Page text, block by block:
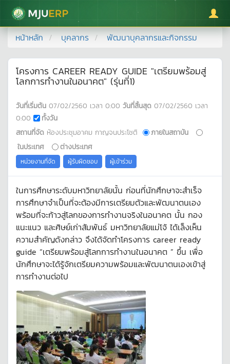
มหาวิทยาลัยแม่โจ้
หน้าหลัก บุคลากร พัฒนาบุคลากรและกิจกรรม
โครงการ CAREER READY GUIDE "เตรียมพร้อมสู่
โลกการทำงานในอนาคต" (รุ่นที่1)
วันที่เริ่มต้น 07/02/2560 เวลา 0:00 วันที่สิ้นสุด 07/02/2560 เวลา
0:00
ทั้งวัน
สถานที่จัด ห้องประชุมอาคม กาญจนประโชติ
ภายในสถาบัน
ในประเทศ
ต่างประเทศ
หน่วยงานที่จัด ผู้รับผิดชอบ ผู้เข้าร่วม
ในการศึกษาระดับมหาวิทยาลัยนั้น ก่อนที่นักศึกษาจะสำเร็จ
การศึกษาจำเป็นที่จะต้องมีการเตรียมตัวและพัฒนาตนเอง
พร้อมที่จะก้าวสู่โลกของการทำงานจริงในอนาคต นั้น กอง
แนะแนว และศิษย์เก่าสัมพันธ์ มหาวิทยาลัยแม่โจ้ ได้เล็งเห็น
ความสำคัญดังกล่าว จึงได้จัดทำโครงการ career ready
guide “เตรียมพร้อมสู่โลกการทำงานในอนาคต ” ขึ้น เพื่อ
นักศึกษาจะได้รู้จักเตรียมความพร้อมและพัฒนาตนเองเข้าสู่
การทำงานต่อไป